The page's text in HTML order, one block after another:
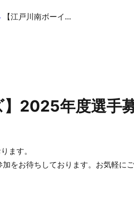
【江戸川南ボーイズ】2025年度選手募集
】2025年度選手
ます。
をお待ちしております。お気軽にご